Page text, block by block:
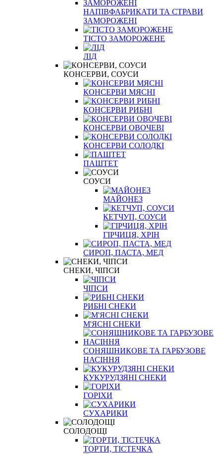
НАПІВФАБРИКАТИ ТА СТРАВИ
ЗАМОРОЖЕНІ
ТІСТО ЗАМОРОЖЕНЕ
ЛІД
КОНСЕРВИ, СОУСИ
КОНСЕРВИ МЯСНІ
КОНСЕРВИ РИБНІ
КОНСЕРВИ ОВОЧЕВІ
КОНСЕРВИ СОЛОДКІ
ПАШТЕТ
СОУСИ
МАЙОНЕЗ
КЕТЧУП, СОУСИ
ГІРЧИЦЯ, ХРІН
СИРОП, ПАСТА, МЕД
СНЕКИ, ЧІПСИ
ЧІПСИ
РИБНІ СНЕКИ
М'ЯСНІ СНЕКИ
СОНЯШНИКОВЕ ТА ГАРБУЗОВЕ
НАСІННЯ
КУКУРУДЗЯНІ СНЕКИ
ГОРІХИ
СУХАРИКИ
СОЛОДОЩІ
ТОРТИ, ТІСТЕЧКА